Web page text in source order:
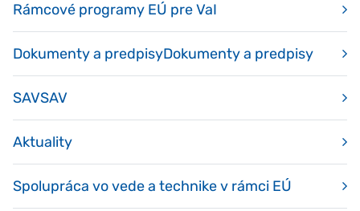
Rámcové programy EÚ pre VaI
Dokumenty a predpisyDokumenty a predpisy
SAVSAV
Aktuality
Spolupráca vo vede a technike v rámci EÚ